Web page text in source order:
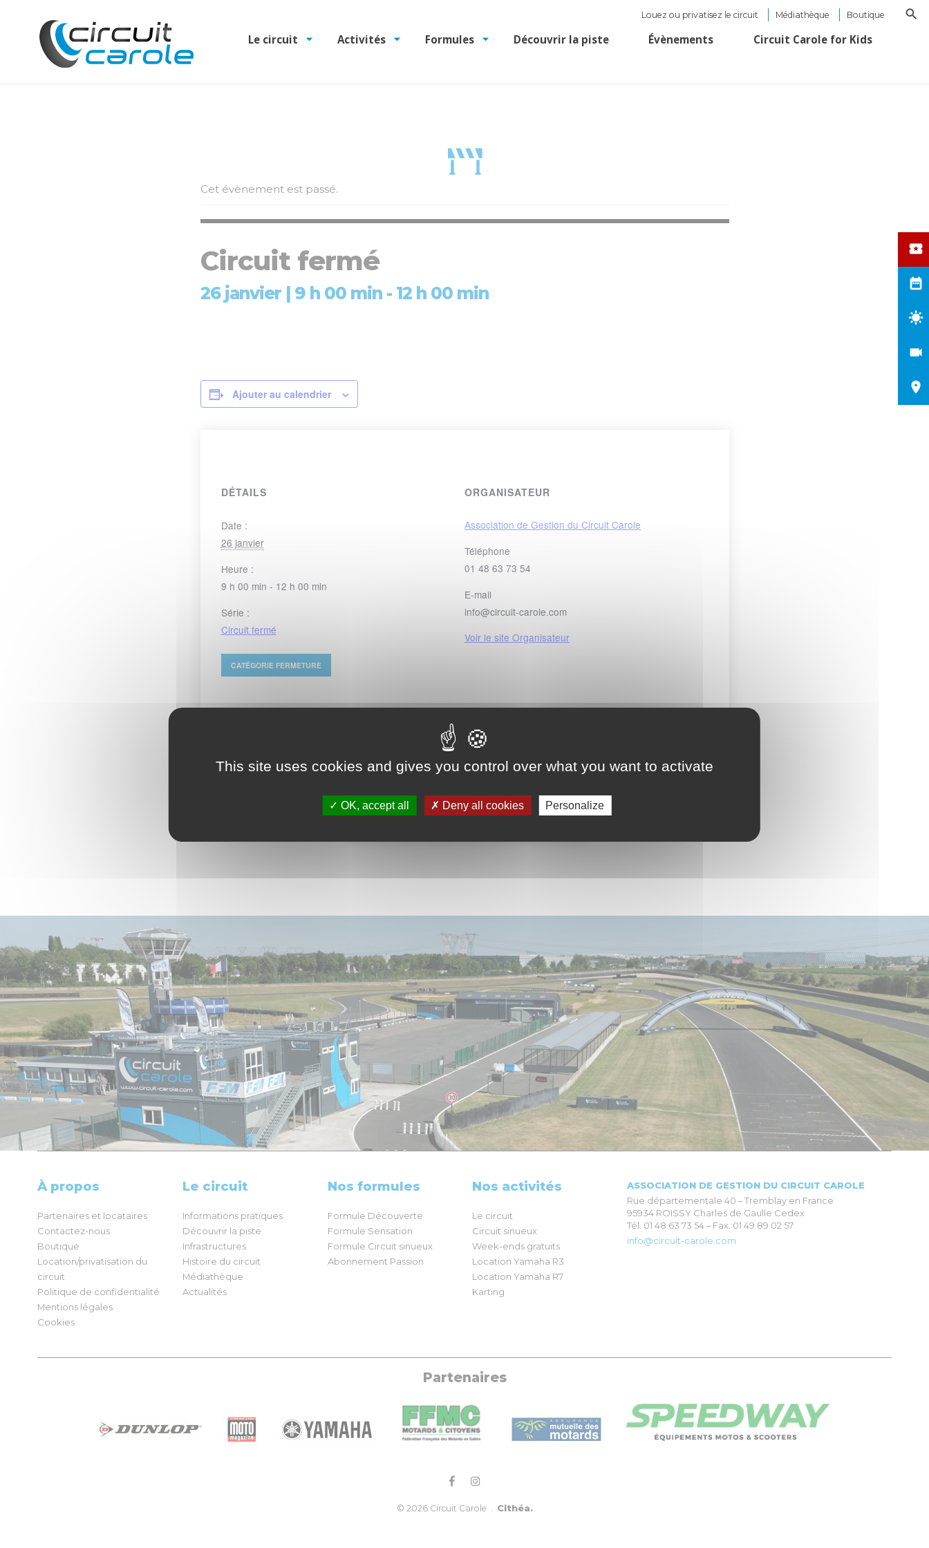
Louez ou privatisez le circuit Médiathèque Boutique
Le circuit Activités Formules Découvrir la piste Évènements Circuit Carole for Kids
Cet évènement est passé.
Circuit fermé
26 janvier | 9 h 00 min- 12 h 00 min
Ajouter au calendrier
DÉTAILS
Date :
26 janvier
Heure :
9 h 00 min - 12 h 00 min
Série :
Circuit fermé
CATÉGORIE FERMETURE
ORGANISATEUR
Association de Gestion du Circuit Carole
Téléphone
01 48 63 73 54
E-mail
info@circuit-carole.com
Voir le site Organisateur
Week-end gratuit Accès moto payant
VOIR LE CALENDRIER COMPLET
À propos
Partenaires et locataires
Contactez-nous
Boutique
Location/privatisation du
circuit
Politique de confidentialité
Mentions légales
Cookies
Le circuit
Informations pratiques
Découvrir la piste
Infrastructures
Histoire du circuit
Médiathèque
Actualités
Nos formules
Formule Découverte
Formule Sensation
Formule Circuit sinueux
Abonnement Passion
Nos activités
Le circuit
Circuit sinueux
Week-ends gratuits
Location Yamaha R3
Location Yamaha R7
Karting
ASSOCIATION DE GESTION DU CIRCUIT CAROLE
Rue départementale 40 – Tremblay en France
95934 ROISSY Charles de Gaulle Cedex
Tél. 01 48 63 73 54 – Fax. 01 49 89 02 57
info@circuit-carole.com
Partenaires
© 2026 Circuit Carole . Cithéa.
This site uses cookies and gives you control over what you want to activate
OK, accept all Deny all cookies Personalize